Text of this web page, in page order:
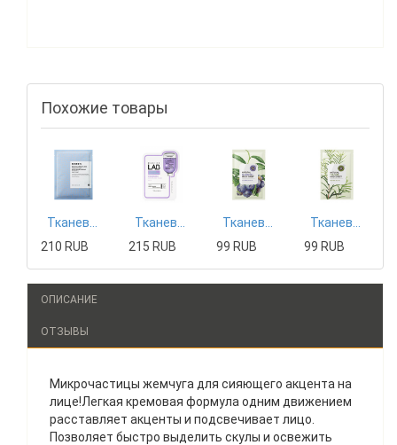
Похожие товары
210 RUB
215 RUB
99 RUB
99 RUB
ОПИСАНИЕ
ОТЗЫВЫ
Микрочастицы жемчуга для сияющего акцента на
лице!Легкая кремовая формула одним движением
расставляет акценты и подсвечивает лицо.
Позволяет быстро выделить скулы и освежить